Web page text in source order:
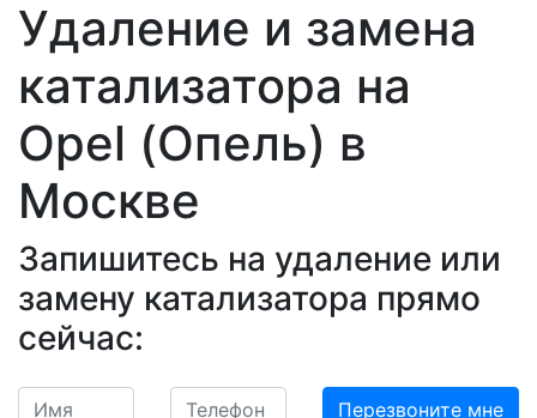
Удаление и замена
катализатора на
Opel (Опель) в
Москве
Запишитесь на удаление или
замену катализатора прямо
сейчас: